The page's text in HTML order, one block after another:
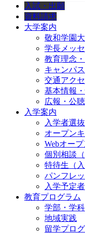
入試・出願
資料請求
大学案内
敬和学園
学長メッ
教育理念
キャンパ
交通アク
基本情報
広報・公聴
入学案内
入学者選抜
オープン
Webオー
個別相談
特待生（
パンフレ
入学予定
教育プログラム
学部・学科
地域実践
留学プロ